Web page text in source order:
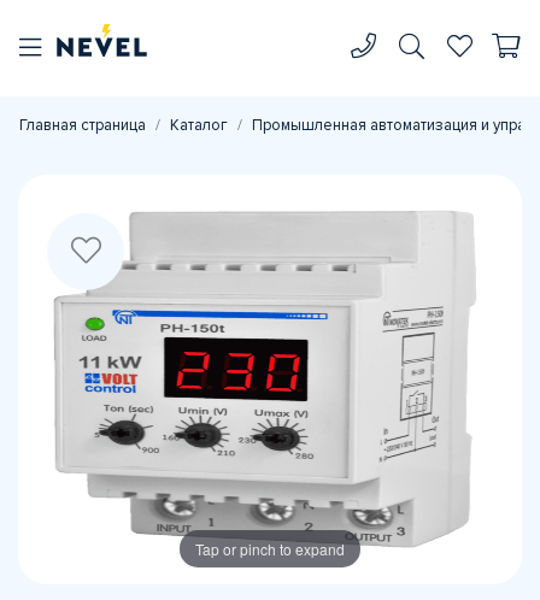
Главная страница Каталог Промышленная автоматизация и
Tap or pinch to expand